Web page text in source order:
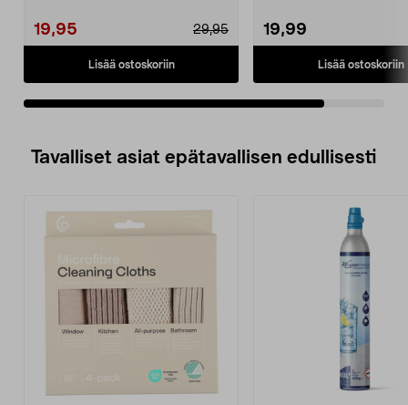
29,95
19,95
Lisää ostoskoriin
19,99
Lisää ostoskoriin
Tavalliset asiat epätavallisen edullisesti